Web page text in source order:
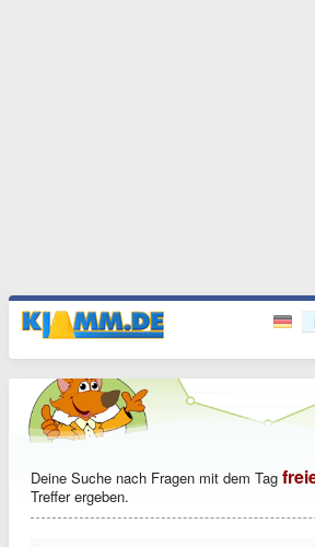
Deine Suche nach Fragen mit dem Tag
Treffer ergeben.